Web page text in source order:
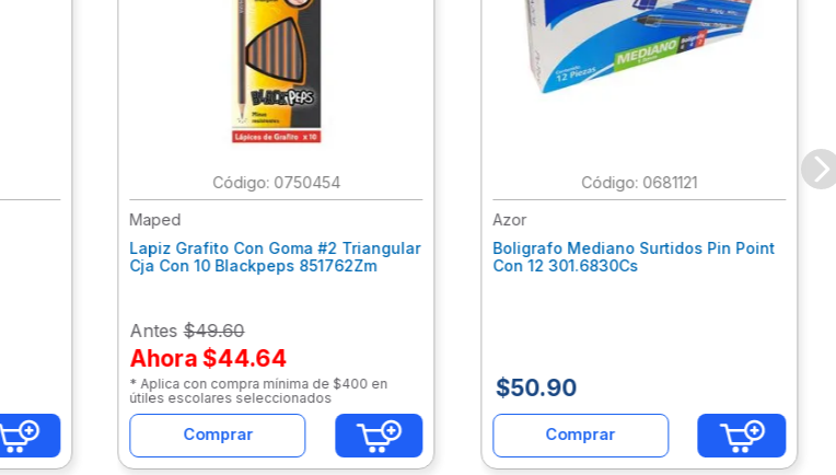
: 0750454
Maped
Lapiz Grafito Con Goma #2 Triangular
Cja Con 10 Blackpeps 851762Zm
Antes$49.60
Ahora$44.64
* Aplica con compra mínima de $400 en
útiles escolares seleccionados
Comprar
: 0681121
Azor
Boligrafo Mediano Surtidos Pin Point
Con 12 301.6830Cs
$50.90
Comprar